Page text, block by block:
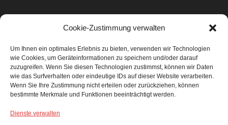
Cookie-Zustimmung verwalten
Um Ihnen ein optimales Erlebnis zu bieten, verwenden wir Technologien
wie Cookies, um Geräteinformationen zu speichern und/oder darauf
zuzugreifen. Wenn Sie diesen Technologien zustimmst, können wir Daten
wie das Surfverhalten oder eindeutige IDs auf dieser Website verarbeiten.
Wenn Sie Ihre Zustimmung nicht erteilen oder zurückziehen, können
bestimmte Merkmale und Funktionen beeinträchtigt werden.
Dienste verwalten
Datenschutz
Cookie Richtlinie
SUCHEN & FINDEN